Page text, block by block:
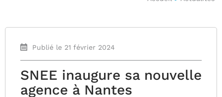
Publié le 21 février 2024
SNEE inaugure sa nouvelle
agence à Nantes